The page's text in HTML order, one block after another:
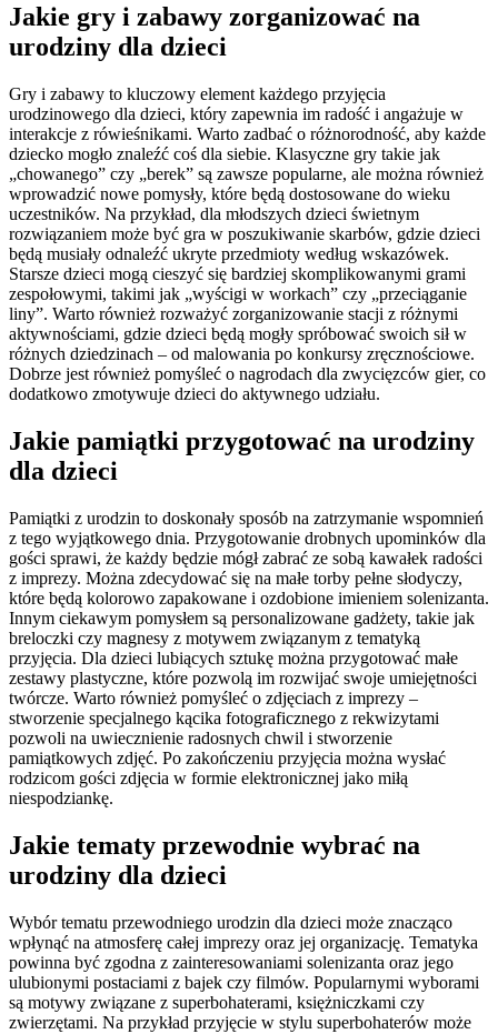
Jakie gry i zabawy zorganizować na
urodziny dla dzieci
Gry i zabawy to kluczowy element każdego przyjęcia
urodzinowego dla dzieci, który zapewnia im radość i angażuje w
interakcje z rówieśnikami. Warto zadbać o różnorodność, aby każde
dziecko mogło znaleźć coś dla siebie. Klasyczne gry takie jak
„chowanego” czy „berek” są zawsze popularne, ale można również
wprowadzić nowe pomysły, które będą dostosowane do wieku
uczestników. Na przykład, dla młodszych dzieci świetnym
rozwiązaniem może być gra w poszukiwanie skarbów, gdzie dzieci
będą musiały odnaleźć ukryte przedmioty według wskazówek.
Starsze dzieci mogą cieszyć się bardziej skomplikowanymi grami
zespołowymi, takimi jak „wyścigi w workach” czy „przeciąganie
liny”. Warto również rozważyć zorganizowanie stacji z różnymi
aktywnościami, gdzie dzieci będą mogły spróbować swoich sił w
różnych dziedzinach – od malowania po konkursy zręcznościowe.
Dobrze jest również pomyśleć o nagrodach dla zwycięzców gier, co
dodatkowo zmotywuje dzieci do aktywnego udziału.
Jakie pamiątki przygotować na urodziny
dla dzieci
Pamiątki z urodzin to doskonały sposób na zatrzymanie wspomnień
z tego wyjątkowego dnia. Przygotowanie drobnych upominków dla
gości sprawi, że każdy będzie mógł zabrać ze sobą kawałek radości
z imprezy. Można zdecydować się na małe torby pełne słodyczy,
które będą kolorowo zapakowane i ozdobione imieniem solenizanta.
Innym ciekawym pomysłem są personalizowane gadżety, takie jak
breloczki czy magnesy z motywem związanym z tematyką
przyjęcia. Dla dzieci lubiących sztukę można przygotować małe
zestawy plastyczne, które pozwolą im rozwijać swoje umiejętności
twórcze. Warto również pomyśleć o zdjęciach z imprezy –
stworzenie specjalnego kącika fotograficznego z rekwizytami
pozwoli na uwiecznienie radosnych chwil i stworzenie
pamiątkowych zdjęć. Po zakończeniu przyjęcia można wysłać
rodzicom gości zdjęcia w formie elektronicznej jako miłą
niespodziankę.
Jakie tematy przewodnie wybrać na
urodziny dla dzieci
Wybór tematu przewodniego urodzin dla dzieci może znacząco
wpłynąć na atmosferę całej imprezy oraz jej organizację. Tematyka
powinna być zgodna z zainteresowaniami solenizanta oraz jego
ulubionymi postaciami z bajek czy filmów. Popularnymi wyborami
są motywy związane z superbohaterami, księżniczkami czy
zwierzętami. Na przykład przyjęcie w stylu superbohaterów może